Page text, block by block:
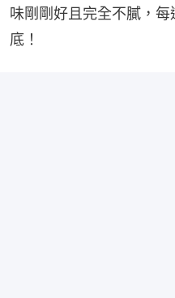
味剛剛好且完全不膩，
底！